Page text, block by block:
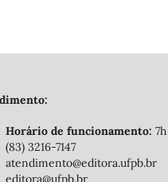
Horário de funcionamento:
(83) 3216-7147
atendimento@editora.ufpb.br
editora@ufpb.br